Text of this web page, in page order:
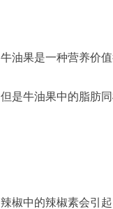
牛油果是一种营养价
但是牛油果中的脂肪
辣椒中的辣椒素会引